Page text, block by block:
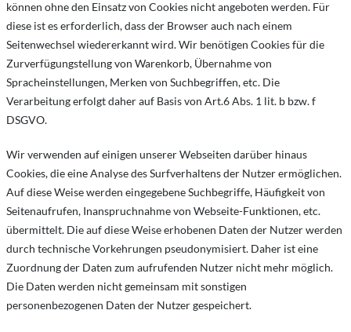
können ohne den Einsatz von Cookies nicht angeboten werden. Für
diese ist es erforderlich, dass der Browser auch nach einem
Seitenwechsel wiedererkannt wird. Wir benötigen Cookies für die
Zurverfügungstellung von Warenkorb, Übernahme von
Spracheinstellungen, Merken von Suchbegriffen, etc. Die
Verarbeitung erfolgt daher auf Basis von Art.6 Abs. 1 lit. b bzw. f
DSGVO.
Wir verwenden auf einigen unserer Webseiten darüber hinaus
Cookies, die eine Analyse des Surfverhaltens der Nutzer ermöglichen.
Auf diese Weise werden eingegebene Suchbegriffe, Häufigkeit von
Seitenaufrufen, Inanspruchnahme von Webseite-Funktionen, etc.
übermittelt. Die auf diese Weise erhobenen Daten der Nutzer werden
durch technische Vorkehrungen pseudonymisiert. Daher ist eine
Zuordnung der Daten zum aufrufenden Nutzer nicht mehr möglich.
Die Daten werden nicht gemeinsam mit sonstigen
personenbezogenen Daten der Nutzer gespeichert.